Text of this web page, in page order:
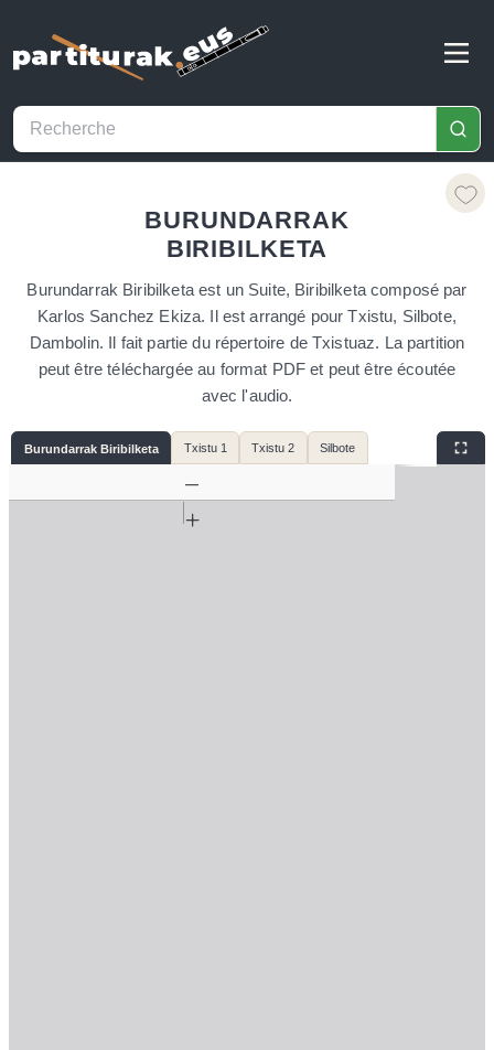
BURUNDARRAK
BIRIBILKETA
Burundarrak Biribilketa est un Suite, Biribilketa composé par
Karlos Sanchez Ekiza. Il est arrangé pour Txistu, Silbote,
Dambolin. Il fait partie du répertoire de Txistuaz. La partition
peut être téléchargée au format PDF et peut être écoutée
avec l'audio.
Burundarrak Biribilketa Txistu 1 Txistu 2 Silbote